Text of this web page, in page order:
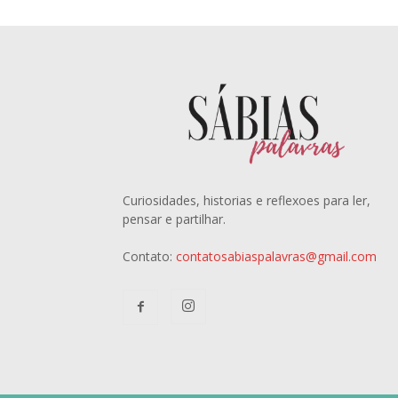
Curiosidades, historias e reflexoes para ler,
pensar e partilhar.
Contato: contatosabiaspalavras@gmail.com